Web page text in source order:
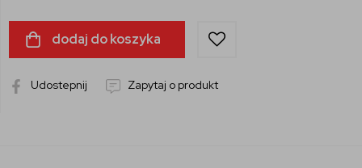
dodaj do koszyka
Udostepnij Zapytaj o produkt